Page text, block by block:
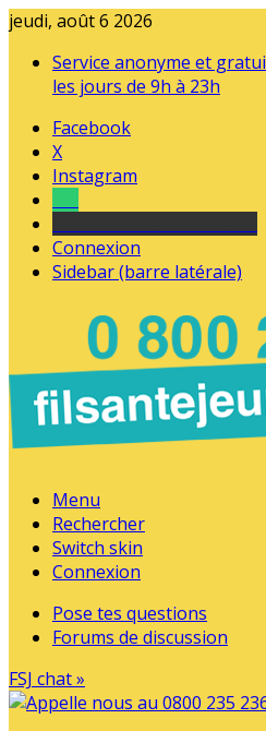
jeudi, août 6 2026
Service anonyme et
les jours de 9h à 23h
Facebook
X
Instagram
Connexion
Sidebar (barre latérale)
Menu
Rechercher
Switch skin
Connexion
Pose tes questions
Forums de discussion
FSJ chat »